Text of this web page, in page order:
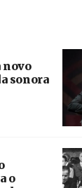
sonora
o